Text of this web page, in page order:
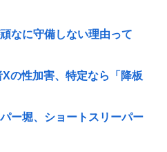
なに守備しない理由って
Xの性加害、特定なら「降板
ー堀、ショートスリーパー